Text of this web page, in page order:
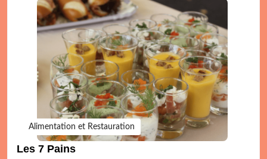
Alimentation et Restauration
Les 7 Pains